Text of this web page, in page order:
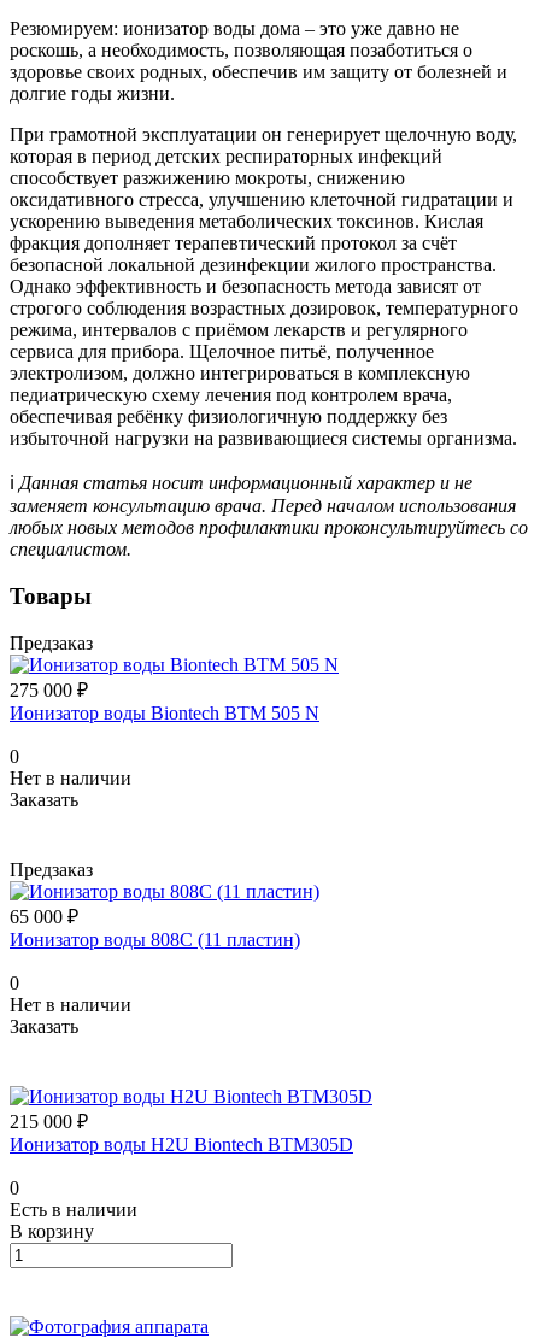
Резюмируем: ионизатор воды дома – это уже давно не
роскошь, а необходимость, позволяющая позаботиться о
здоровье своих родных, обеспечив им защиту от болезней и
долгие годы жизни.
При грамотной эксплуатации он генерирует щелочную воду,
которая в период детских респираторных инфекций
способствует разжижению мокроты, снижению
оксидативного стресса, улучшению клеточной гидратации и
ускорению выведения метаболических токсинов. Кислая
фракция дополняет терапевтический протокол за счёт
безопасной локальной дезинфекции жилого пространства.
Однако эффективность и безопасность метода зависят от
строгого соблюдения возрастных дозировок, температурного
режима, интервалов с приёмом лекарств и регулярного
сервиса для прибора. Щелочное питьё, полученное
электролизом, должно интегрироваться в комплексную
педиатрическую схему лечения под контролем врача,
обеспечивая ребёнку физиологичную поддержку без
избыточной нагрузки на развивающиеся системы организма.
ℹ️ Данная статья носит информационный характер и не
заменяет консультацию врача. Перед началом использования
любых новых методов профилактики проконсультируйтесь со
специалистом.
Товары
Предзаказ
275 000 ₽
Ионизатор воды Biontech BTM 505 N
0
Нет в наличии
Заказать
Предзаказ
65 000 ₽
Ионизатор воды 808С (11 пластин)
0
Нет в наличии
Заказать
215 000 ₽
Ионизатор воды H2U Biontech BTM305D
0
Есть в наличии
В корзину